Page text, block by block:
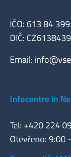
IČO: 613 84 399
DIČ:
Email:
Infocentre in
Tel: +420 224
Otevřeno: 9:00